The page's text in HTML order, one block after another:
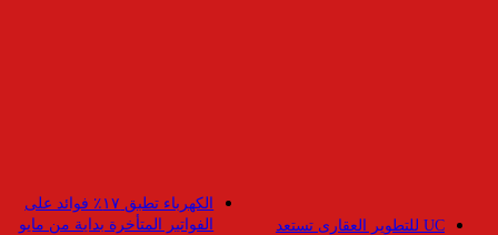
الكهرباء تطبق ١٧٪ فوائد على
الفواتير المتأخرة بداية من مايو
UC للتطوير العقارى تستعد